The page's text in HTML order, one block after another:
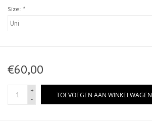
Size: *
€60,00
+
-
TOEVOEGEN AAN WINKELWAGEN